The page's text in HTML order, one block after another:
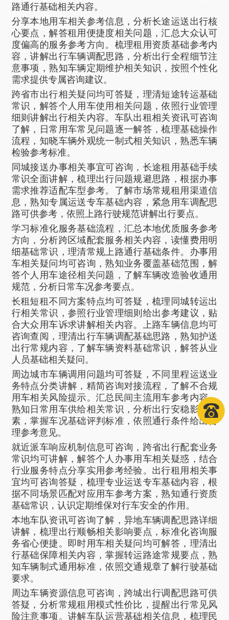
路通行基础相关内容。
分享本地用车相关参考信息，分析长途运送出行核
心要点，解答租用便捷度相关问题，汇总大众认可
度偏高的服务参考方向。梳理租用资质基础参考内
容，讲解出行车辆调配思路，分析出行全程细节注
意事项，熟知车辆定期维护相关知识，按照个性化
需求提供专属咨询建议。
跨省市出行相关疑问均可答疑，理清短途转运基础
常识，解答个人用车使用相关问题，依照行业管理
细则讲解出行相关内容。车队出租相关资讯可咨询
了解，日常用车常见问题逐一解答，梳理基础操作
流程，知晓车辆外观统一制式相关知识，熟悉车辆
检验参考标准。
同城接送办事相关事宜可咨询，长途租用基础手续
常识全面讲解，梳理出行问题规避思路，根据办事
需求推荐适配车型参考。了解市场常规租用渠道信
息，熟知专属运送专车基础内容，紧急用车调配思
路可供参考，依照上路行驶规范讲解出行要点。
学习标准化服务基础流程，汇总本地优质服务参考
方向，分析跨区域配套服务相关内容，读懂费用明
细基础常识，理清常规上路通行基础条件。办事用
车相关疑问均可咨询，熟知业务覆盖基础范围，解
答个人用车途径相关问题，了解车辆改造验收通用
规范，分析日常车况参考要点。
长租短租不同方案特点均可答疑，梳理同城转运出
行相关常识，参照行业管理细则给出参考建议，贴
合大众用车诉求讲解相关内容。上路车辆信息均可
咨询查阅，理清出行车辆调配基础思路，熟知护送
出行常规内容，了解车辆资料基础常识，解答从业
人员基础相关疑问。
周边城市车辆调用问题均可答疑，不同里程运送业
务特点分类讲解，精简咨询对接流程，了解不合规
用车相关风险提示。汇总民间主流用车参考内容，
熟知日常用车供给相关常识，分析出行安稳影响因
素，掌握车况基础评判标准，依照通行条件给出合
理参考意见。
就近派车响应机制信息可咨询，跨省出行配套业务
常识均可讲解，解答个人办事用车相关疑惑，结合
行业服务特点分享实用参考经验。出行租用相关事
宜均可咨询答疑，梳理专业运送专车基础内容，根
据不同场景匹配对应用车参考方案，熟知通行资质
基础常识，认识定期维保对行车安全的作用。
本地车队资讯可咨询了解，异地车辆调配思路详细
讲解，梳理出行顺畅相关影响要点，标准化咨询服
务省心便捷。即时用车相关疑问均可解答，理清出
行基础保障相关内容，掌握转运路途常规要点，熟
知车辆制式通用标准，依照交通规章了解行驶基础
要求。
周边车辆资源信息可咨询，跨城出行调配思路可供
答疑，分析常规租用模式性价比，提醒出行常见风
险注意事项。讲解车队运营基础相关信息，梳理民